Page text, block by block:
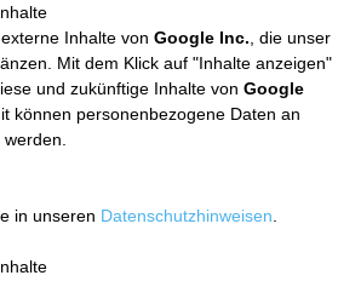
Inhalte von Google Inc. , die unser
Mit dem Klick auf "Inhalte anzeigen"
und zukünftige Inhalte von Google
können personenbezogene Daten an
in unseren Datenschutzhinweisen